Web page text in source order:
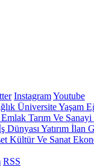
InstagramYoutube
ÜniversiteYaşam
Emlak Tarım Ve Sanayi
Dünyası Yatırım İlan
Kültür Ve Sanat
RSS